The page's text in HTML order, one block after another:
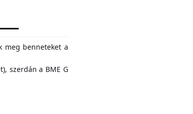
meg benneteket a
szerdán a BME G